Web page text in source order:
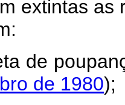
extintas
de
de 1980);